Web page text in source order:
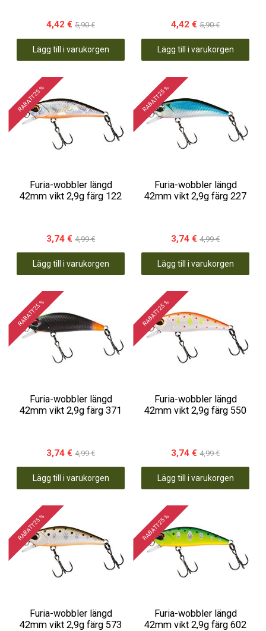
4,42 € 5,90 €
Lägg till i varukorgen
4,42 € 5,90 €
Lägg till i varukorgen
RABATT 25 %
Furia-wobbler längd
42mm vikt 2,9g färg 122
3,74 € 4,99 €
Lägg till i varukorgen
RABATT 25 %
Furia-wobbler längd
42mm vikt 2,9g färg 227
3,74 € 4,99 €
Lägg till i varukorgen
RABATT 25 %
Furia-wobbler längd
42mm vikt 2,9g färg 371
3,74 € 4,99 €
Lägg till i varukorgen
RABATT 25 %
Furia-wobbler längd
42mm vikt 2,9g färg 550
3,74 € 4,99 €
Lägg till i varukorgen
RABATT 25 %
Furia-wobbler längd
42mm vikt 2,9g färg 573
RABATT 25 %
Furia-wobbler längd
42mm vikt 2,9g färg 602